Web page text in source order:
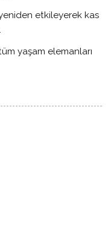
etkileyerek kas
yaşam elemanları